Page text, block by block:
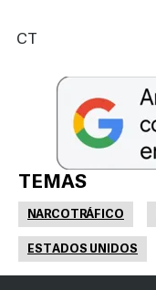
CT
TEMAS
NARCOTRÁFICO
ESTADOS UNIDOS